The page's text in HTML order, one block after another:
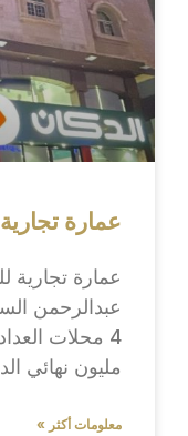
عمارة
عمارة تجارية
مليون نهائي الدخل
معلومات أكثر »